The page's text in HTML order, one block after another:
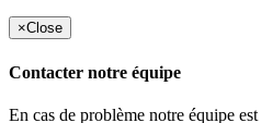
×Close
Contacter notre équipe
En cas de problème notre équipe